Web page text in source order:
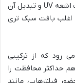
(Octisalate) و تینوزورب (Tinosorb) با جذب اشعه UV و تبدیل آن
اغلب بافت سبک تری
رود که از ترکیبی
هم حداکثر محافظت را
فیلترهایی مانند